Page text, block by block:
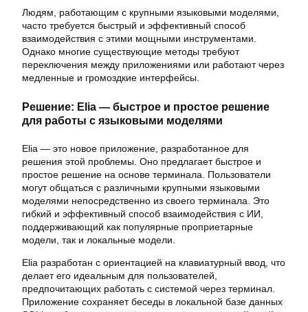
Людям, работающим с крупными языковыми моделями,
часто требуется быстрый и эффективный способ
взаимодействия с этими мощными инструментами.
Однако многие существующие методы требуют
переключения между приложениями или работают через
медленные и громоздкие интерфейсы.
Решение: Elia — быстрое и простое решение
для работы с языковыми моделями
Elia — это новое приложение, разработанное для
решения этой проблемы. Оно предлагает быстрое и
простое решение на основе терминала. Пользователи
могут общаться с различными крупными языковыми
моделями непосредственно из своего терминала. Это
гибкий и эффективный способ взаимодействия с ИИ,
поддерживающий как популярные проприетарные
модели, так и локальные модели.
Elia разработан с ориентацией на клавиатурный ввод, что
делает его идеальным для пользователей,
предпочитающих работать с системой через терминал.
Приложение сохраняет беседы в локальной базе данных